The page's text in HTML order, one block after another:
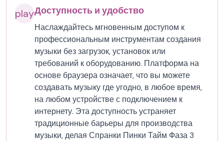
playДоступность и удобство
Наслаждайтесь мгновенным доступом к
профессиональным инструментам создания
музыки без загрузок, установок или
требований к оборудованию. Платформа на
основе браузера означает, что вы можете
создавать музыку где угодно, в любое время,
на любом устройстве с подключением к
интернету. Эта доступность устраняет
традиционные барьеры для производства
музыки, делая Спранки Пинки Тайм Фаза 3